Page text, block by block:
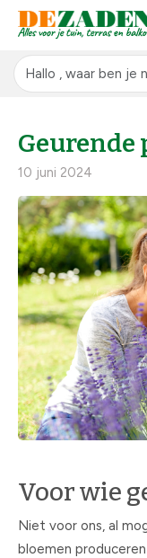
Geurende
10 juni 2024
Voor wie
Niet voor ons, al
bloemen